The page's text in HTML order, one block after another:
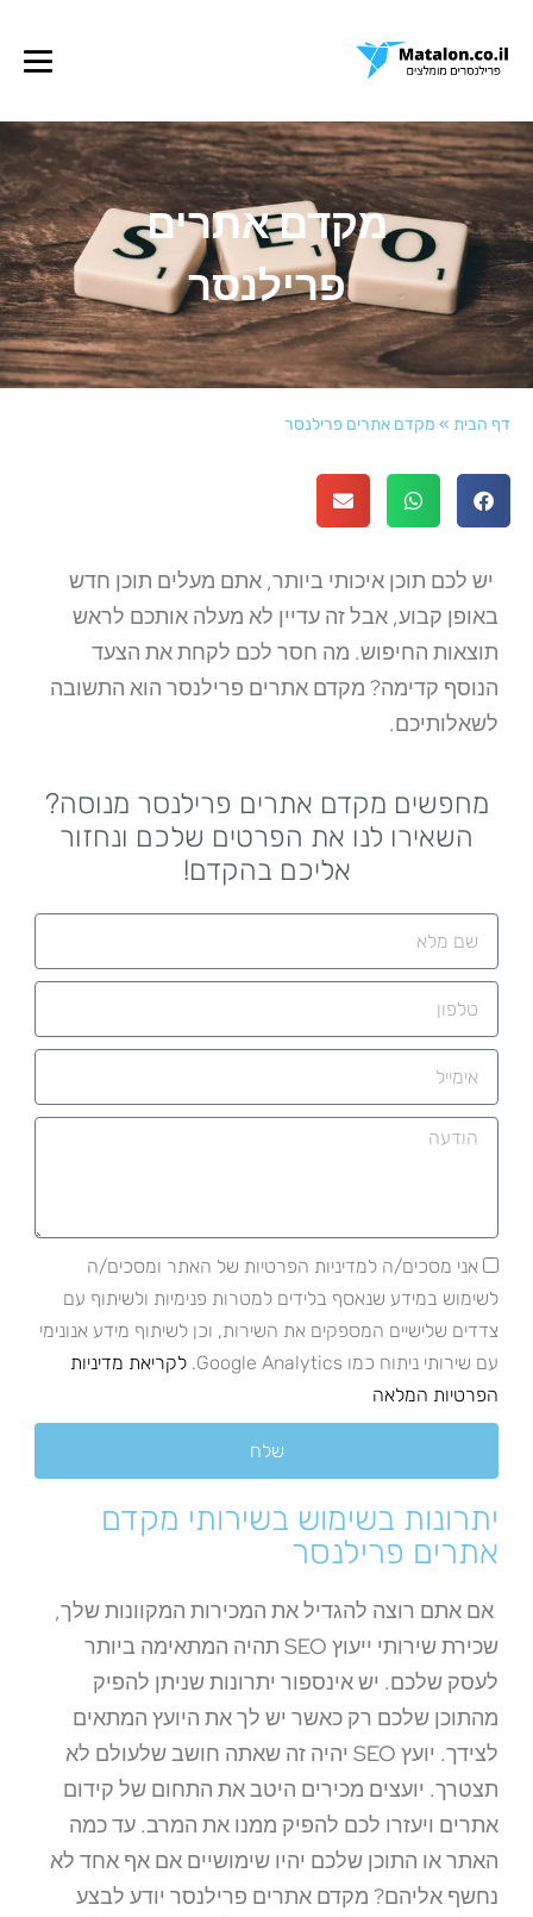
מקדם אתרים
פרילנסר
דף הבית » מקדם אתרים פרילנסר
יש לכם תוכן איכותי ביותר, אתם מעלים תוכן חדש
באופן קבוע, אבל זה עדיין לא מעלה אותכם לראש
תוצאות החיפוש. מה חסר לכם לקחת את הצעד
הנוסף קדימה? מקדם אתרים פרילנסר הוא התשובה
לשאלותיכם.
מחפשים מקדם אתרים פרילנסר מנוסה?
השאירו לנו את הפרטים שלכם ונחזור
אליכם בהקדם!
אני מסכים/ה למדיניות הפרטיות של האתר ומסכים/ה
לשימוש במידע שנאסף בלידים למטרות פנימיות ולשיתוף עם
צדדים שלישיים המספקים את השירות, וכן לשיתוף מידע אנונימי
עם שירותי ניתוח כמו Google Analytics.
לקריאת מדיניות
הפרטיות המלאה
שלח
יתרונות בשימוש בשירותי מקדם
אתרים פרילנסר
אם אתם רוצה להגדיל את המכירות המקוונות שלך,
שכירת שירותי ייעוץ SEO תהיה המתאימה ביותר
לעסק שלכם. יש אינספור יתרונות שניתן להפיק
מהתוכן שלכם רק כאשר יש לך את היועץ המתאים
לצידך. יועץ SEO יהיה זה שאתה חושב שלעולם לא
תצטרך. יועצים מכירים היטב את התחום של קידום
אתרים ויעזרו לכם להפיק ממנו את המרב. עד כמה
האתר או התוכן שלכם יהיו שימושיים אם אף אחד לא
נחשף אליהם? מקדם אתרים פרילנסר יודע לבצע